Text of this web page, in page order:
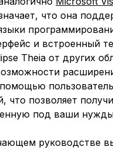
что она
и встроенный
Theia от других
что позволяет
под ваши
руководстве